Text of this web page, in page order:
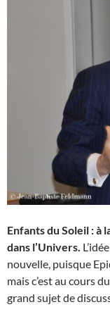
Enfants du Soleil : à
dans l’Univers.
nouvelle, puisque
mais c’est au cours
grand sujet de